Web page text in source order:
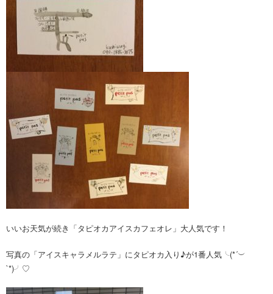
いいお天気が続き「タピオカアイスカフェオレ」大人気です！
写真の「アイスキャラメルラテ」にタピオカ入り♪が1番人気╰(*´︶
`*)╯♡